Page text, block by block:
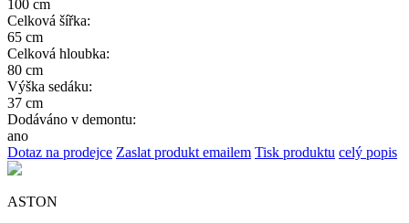
100 cm
Celková šířka:
65 cm
Celková hloubka:
80 cm
Výška sedáku:
37 cm
Dodáváno v demontu:
ano
Dotaz na prodejce Zaslat produkt emailem Tisk produktu celý popis
ASTON